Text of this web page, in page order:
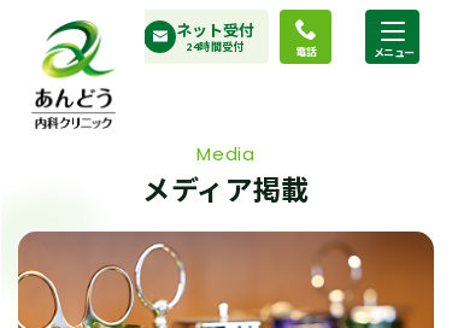
ネット受付
24時間受付 電話
Media
メディア掲載